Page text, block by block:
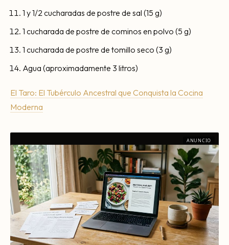
1 y 1/2 cucharadas de postre de sal (15 g)
1 cucharada de postre de cominos en polvo (5 g)
1 cucharada de postre de tomillo seco (3 g)
Agua (aproximadamente 3 litros)
El Taro: El Tubérculo Ancestral que Conquista la Cocina
Moderna
ANUNCIO